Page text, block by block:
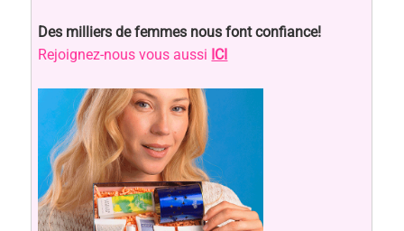
Des milliers de femmes nous font confiance!
Rejoignez-nous vous aussi ICI